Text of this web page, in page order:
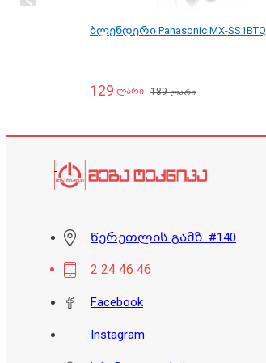
ბლენდერი Panasonic MX-SS1BTQ
129 ლარი 189ლარი
წერეთლის გამზ. #140
2 24 46 46
Facebook
Instagram